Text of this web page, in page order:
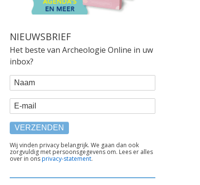
NIEUWSBRIEF
Het beste van Archeologie Online in uw
inbox?
WEBFORM
Naam
E-mail
TEKST
ONDER
FORMULIER
Wij vinden privacy belangrijk. We gaan dan ook
zorgvuldig met persoonsgegevens om. Lees er alles
over in onsprivacy-statement.